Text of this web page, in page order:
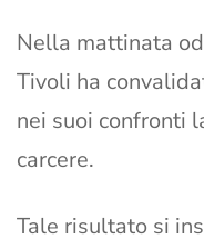
Nella mattinata
Tivoli ha
nei suoi confronti
carcere.
Tale risultato si